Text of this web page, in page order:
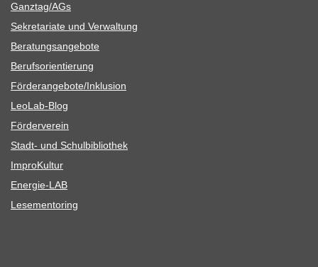
Ganztag/​​AGs
Sekre­ta­riate und Verwaltung
Bera­tungs­an­ge­bote
Berufs­ori­en­tie­rung
Förderangebote/​​Inklusion
Leo­Lab-Blog
För­der­ver­ein
Stadt- und Schulbibliothek
Impro­Kul­tur
Ener­­gie-LAB
Lese­men­to­ring